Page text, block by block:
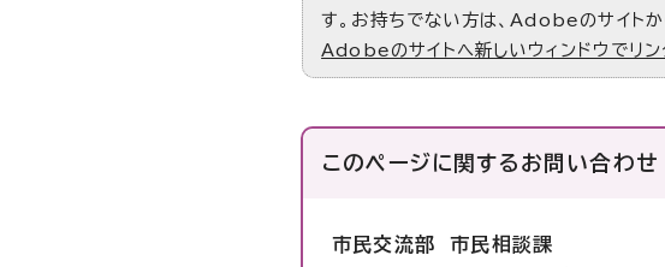
す。お持ちでない方は、Adobeのサイトか
Adobeのサイトへ新しいウィンドウでリン
このページに関する お問い合わせ
市民交流部 市民相談課